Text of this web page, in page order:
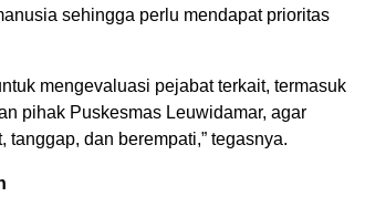
sehingga perlu mendapat prioritas
mengevaluasi pejabat terkait, termasuk
pihak Puskesmas Leuwidamar, agar
dan berempati,” tegasnya.